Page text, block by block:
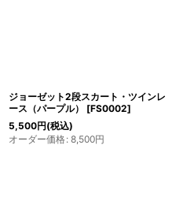
ジョーゼット2段スカート・ツインレ
ース（パープル）
[FS0002]
5,500円(税込)
オーダー価格: 8,500円